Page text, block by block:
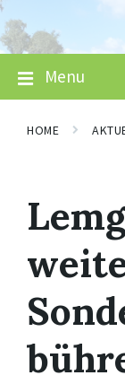
Skip
to
content
Skip
to
main
navigation
Skip
to
footer
Menu
HOME